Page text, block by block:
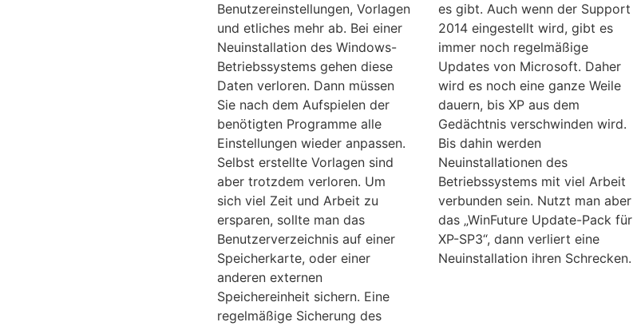
Benutzereinstellungen, Vorlagen
und etliches mehr ab. Bei einer
Neuinstallation des Windows-
Betriebssystems gehen diese
Daten verloren. Dann müssen
Sie nach dem Aufspielen der
benötigten Programme alle
Einstellungen wieder anpassen.
Selbst erstellte Vorlagen sind
aber trotzdem verloren. Um
sich viel Zeit und Arbeit zu
ersparen, sollte man das
Benutzerverzeichnis auf einer
Speicherkarte, oder einer
anderen externen
Speichereinheit sichern. Eine
regelmäßige Sicherung des
es gibt. Auch wenn der Support
2014 eingestellt wird, gibt es
immer noch regelmäßige
Updates von Microsoft. Daher
wird es noch eine ganze Weile
dauern, bis XP aus dem
Gedächtnis verschwinden wird.
Bis dahin werden
Neuinstallationen des
Betriebssystems mit viel Arbeit
verbunden sein. Nutzt man aber
das „WinFuture Update-Pack für
XP-SP3“, dann verliert eine
Neuinstallation ihren Schrecken.